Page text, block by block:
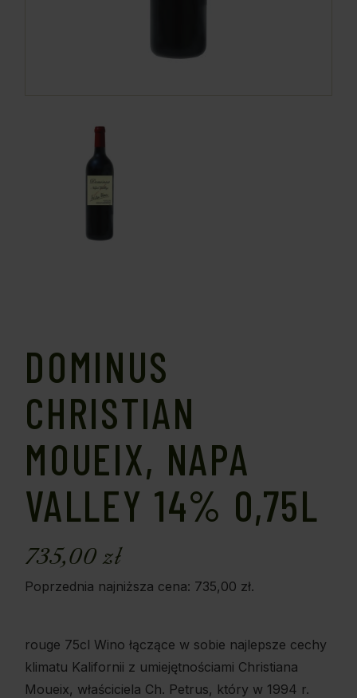
DOMINUS
CHRISTIAN
MOUEIX, NAPA
VALLEY 14% 0,75L
735,00zł
Poprzednia najniższa cena: 735,00 zł.
rouge 75cl Wino łączące w sobie najlepsze cechy
klimatu Kalifornii z umiejętnościami Christiana
Moueix, właściciela Ch. Petrus, który w 1994 r.